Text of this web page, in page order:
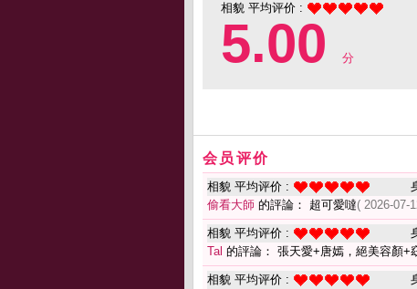
相貌 平均评价 :
5.00 分
会员评价
相貌 平均评价 :
偷看大師 的評論： 超可愛噠( 2026-07-
相貌 平均评价 :
Tal 的評論： 張天愛+唐嫣，絕美容顏+
相貌 平均评价 :